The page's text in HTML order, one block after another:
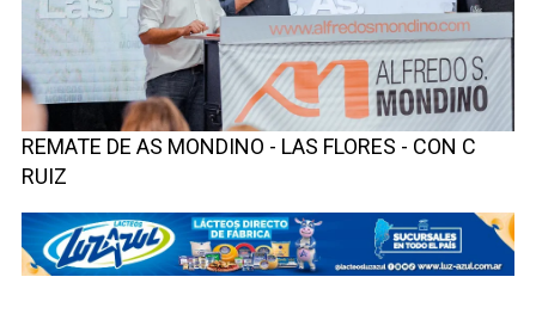
REMATE DE AS MONDINO - LAS FLORES - CON C
RUIZ